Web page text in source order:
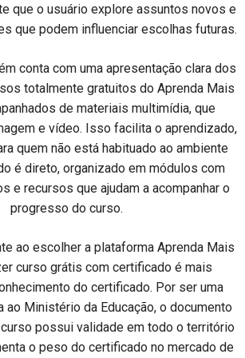
que o usuário explore assuntos novos e
que podem influenciar escolhas futuras.
conta com uma apresentação clara dos
totalmente gratuitos do Aprenda Mais
de materiais multimídia, que
e vídeo. Isso facilita o aprendizado,
quem não está habituado ao ambiente
é direto, organizado em módulos com
e recursos que ajudam a acompanhar o
progresso do curso.
ao escolher a plataforma Aprenda Mais
curso grátis com certificado é mais
do certificado. Por ser uma
ao Ministério da Educação, o documento
possui validade em todo o território
o peso do certificado no mercado de